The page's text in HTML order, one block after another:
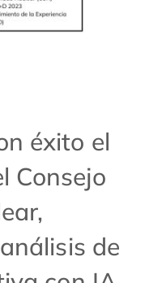
éxito el
Consejo
de